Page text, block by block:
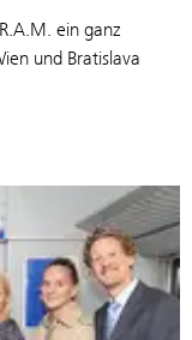
ein ganz
und Bratislava